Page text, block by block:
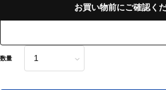
お買い物前にご確認く
数量